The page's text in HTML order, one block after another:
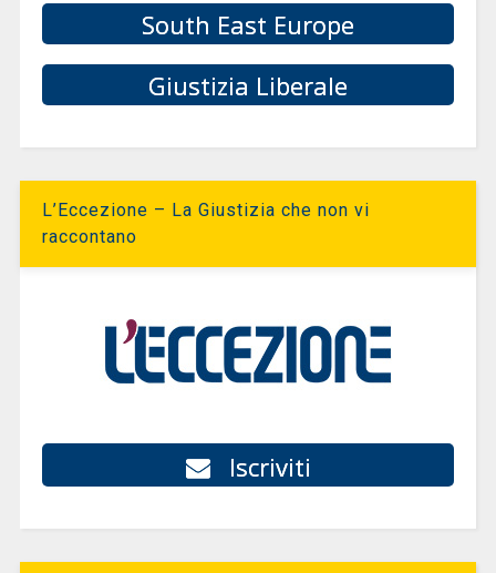
South East Europe
Giustizia Liberale
L’Eccezione – La Giustizia che non vi
raccontano
Iscriviti